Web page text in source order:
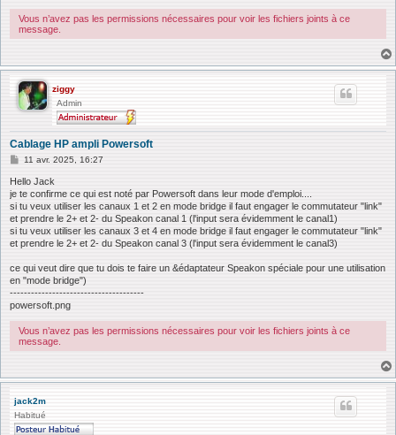
Vous n’avez pas les permissions nécessaires pour voir les fichiers joints à ce
message.
ziggy
Admin
Cablage HP ampli Powersoft
M
s
s
g
e
11 avr. 2025, 16:27
Hello Jack
je te confirme ce qui est noté par Powersoft dans leur mode d'emploi....
si tu veux utiliser les canaux 1 et 2 en mode bridge il faut engager le commutateur "link"
et prendre le 2+ et 2- du Speakon canal 1 (l'input sera évidemment le canal1)
si tu veux utiliser les canaux 3 et 4 en mode bridge il faut engager le commutateur "link"
et prendre le 2+ et 2- du Speakon canal 3 (l'input sera évidemment le canal3)
ce qui veut dire que tu dois te faire un &édaptateur Speakon spéciale pour une utilisation
en "mode bridge")
--------------------------------------
powersoft.png
Vous n’avez pas les permissions nécessaires pour voir les fichiers joints à ce
message.
jack2m
Habitué